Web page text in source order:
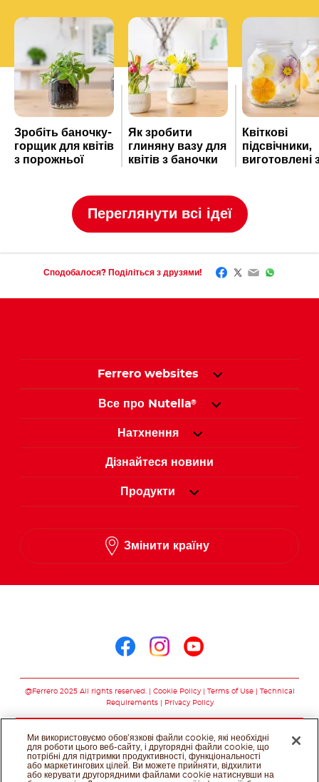
Зробіть баночку-
горщик для квітів
з порожньої
Як зробити
глиняну вазу для
квітів з баночки
Квіткові
підсвічники,
виготовлені
Переглянути всі ідеї
Сподобалося? Поділіться з друзями! Facebook
Twitter
Email
Ferrero websites
Все про Nutella®
Натхнення
Дізнайтеся новини
Продукти
Змінити країну
@Ferrero 2025 All rights reserved. Cookie Policy Terms of Use
Technical
Requirements
Privacy Policy
Ми використовуємо обов’язкові файли cookie, які необхідні
для роботи цього веб-сайту, і другорядні файли cookie, що
потрібні для підтримки продуктивності, функціональності
або маркетингових цілей. Ви можете прийняти, відхилити
або керувати другорядними файлами cookie натиснувши на